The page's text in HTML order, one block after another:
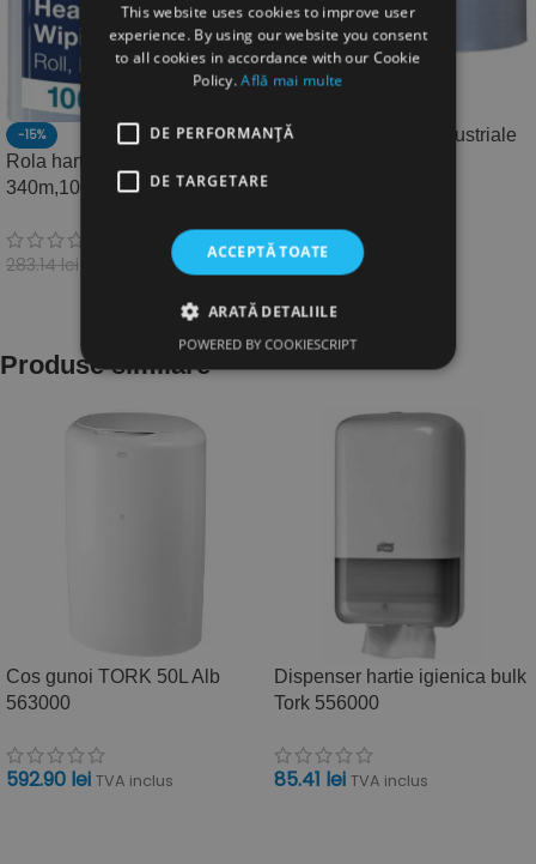
-15%
Rola hartie industriala Tork,
340m,1000 portii-130070
283.14lei TVA inclus
Rola lavete hartie industriale
243.02lei
ADAUGĂ ÎN COȘ
Produse similare
Cos gunoi TORK 50L Alb
563000
592.90 lei TVA inclus
Dispenser hartie igienica bulk
Tork 556000
85.41 lei TVA inclus
This website uses cookies to improve user
experience. By using our website you consent
to all cookies in accordance with our Cookie
Policy.Află mai multe
DE PERFORMANȚĂ
DE TARGETARE
ACCEPTĂ TOATE
ARATĂ DETALIILE
POWERED BY COOKIESCRIPT